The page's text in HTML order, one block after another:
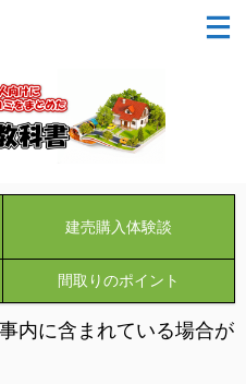
建売購入体験談
間取りのポイント
内に含まれている場合が